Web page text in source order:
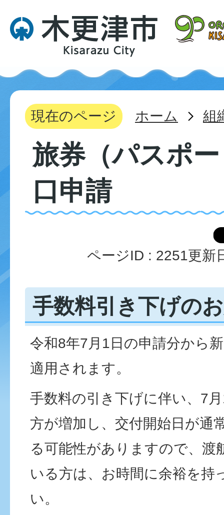
現在のページ ホーム 組
旅券（パスポ
口申請
ページID : 2251更新
手数料引き下げの
令和8年7月1日の申請分から
適用されます。
手数料の引き下げに伴い、7
方が増加し、交付開始日が通
る可能性がありますので、渡
いる方は、お時間に余裕を持
い。